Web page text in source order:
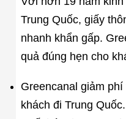
Trung Quốc, giấy
nhanh khẩn gấp.
quả đúng hẹn cho
Greencanal giảm
khách đi Trung Quốc.